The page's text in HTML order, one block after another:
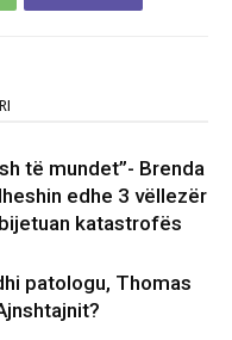
të mundet”- Brenda
edhe 3 vëllezër
katastrofës
patologu, Thomas